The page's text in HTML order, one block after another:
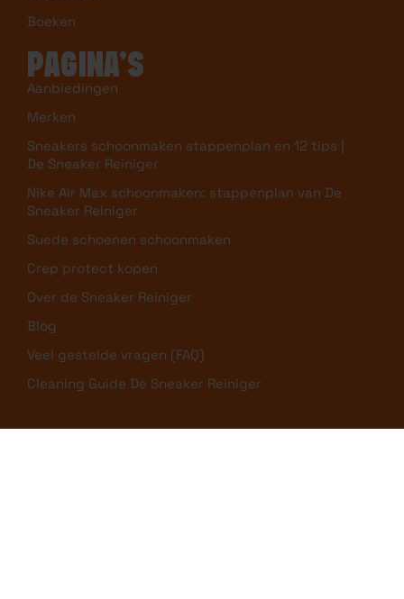
Boeken
PAGINA’S
Aanbiedingen
Merken
Sneakers schoonmaken stappenplan en 12 tips |
De Sneaker Reiniger
Nike Air Max schoonmaken: stappenplan van De
Sneaker Reiniger
Suede schoenen schoonmaken
Crep protect kopen
Over de Sneaker Reiniger
Blog
Veel gestelde vragen (FAQ)
Cleaning Guide De Sneaker Reiniger